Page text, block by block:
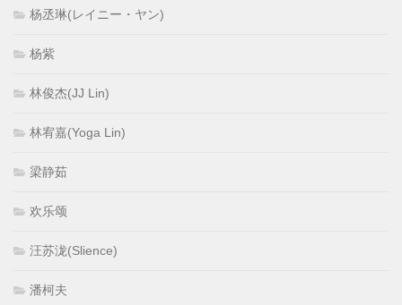
杨丞琳(レイニー・ヤン)
杨紫
林俊杰(JJ Lin)
林宥嘉(Yoga Lin)
梁静茹
欢乐颂
汪苏泷(Slience)
潘柯夫